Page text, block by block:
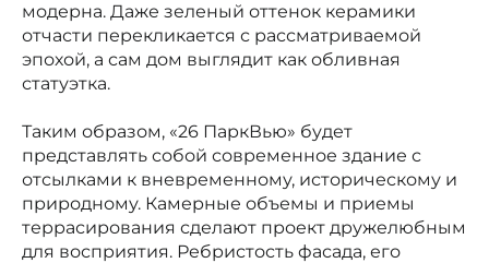
модерна. Даже зеленый оттенок керамики
отчасти перекликается с рассматриваемой
эпохой, а сам дом выглядит как обливная
статуэтка.
Таким образом, «26 ПаркВью» будет
представлять собой современное здание с
отсылками к вневременному, историческому и
природному. Камерные объемы и приемы
террасирования сделают проект дружелюбным
для восприятия. Ребристость фасада, его